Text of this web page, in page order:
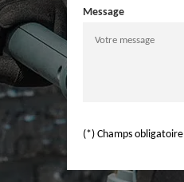
Message
(*) Champs obligatoire